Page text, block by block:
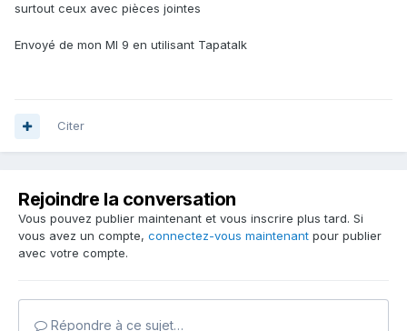
surtout ceux avec pièces jointes
Envoyé de mon MI 9 en utilisant Tapatalk
Citer
Rejoindre la conversation
Vous pouvez publier maintenant et vous inscrire plus tard. Si
vous avez un compte, connectez-vous maintenant pour publier
avec votre compte.
Répondre à ce sujet…